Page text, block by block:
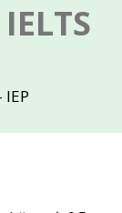
IEP